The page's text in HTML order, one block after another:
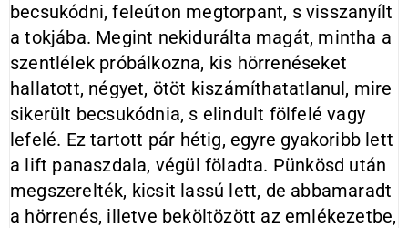
becsukódni, feleúton megtorpant, s visszanyílt
a tokjába. Megint nekidurálta magát, mintha a
szentlélek próbálkozna, kis hörrenéseket
hallatott, négyet, ötöt kiszámíthatatlanul, mire
sikerült becsukódnia, s elindult fölfelé vagy
lefelé. Ez tartott pár hétig, egyre gyakoribb lett
a lift panaszdala, végül föladta. Pünkösd után
megszerelték, kicsit lassú lett, de abbamaradt
a hörrenés, illetve beköltözött az emlékezetbe,